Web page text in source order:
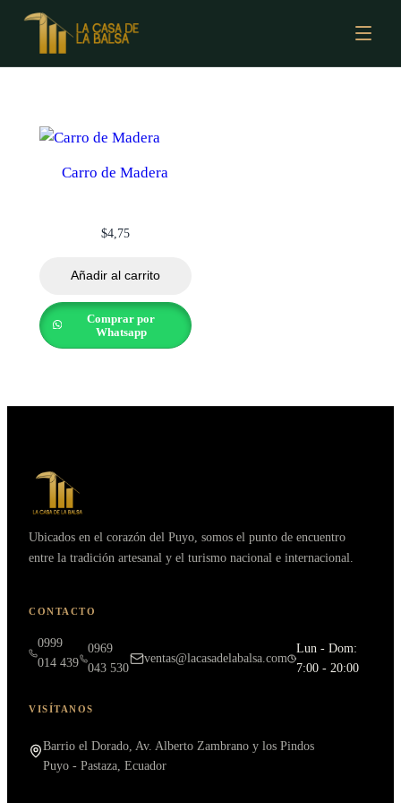
Carro de Madera
$4,75
Añadir al carrito
Comprar por
Whatsapp
Ubicados en el corazón del Puyo, somos el punto de encuentro
entre la tradición artesanal y el turismo nacional e internacional.
CONTACTO
0999
014 439
0969
043 530
ventas@lacasadelabalsa.com
Lun - Dom:
7:00 - 20:00
VISÍTANOS
Barrio el Dorado, Av. Alberto Zambrano y los Pindos
Puyo - Pastaza, Ecuador